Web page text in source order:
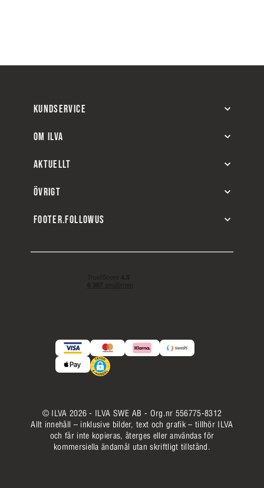
KUNDSERVICE
OM ILVA
AKTUELLT
ÖVRIGT
FOOTER.FOLLOWUS
© ILVA 2026 - ILVA SWE AB - Org.nr 556775-8312
Allt innehåll – inklusive bilder, text och grafik – tillhör ILVA
och får inte kopieras, återges eller användas för
kommersiella ändamål utan skriftligt tillstånd.